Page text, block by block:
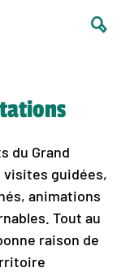
du Grand
visites guidées,
animations
Tout au
raison de